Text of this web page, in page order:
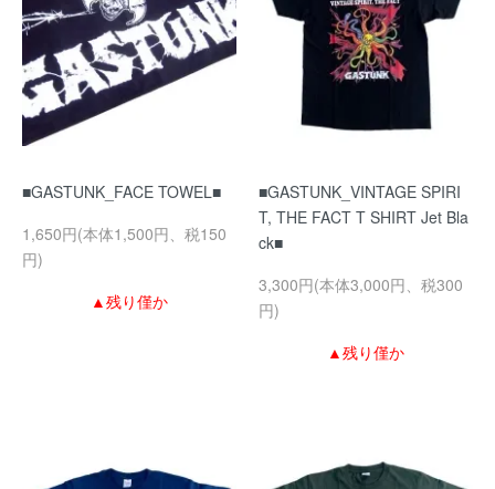
■GASTUNK_FACE TOWEL■
1,650円(本体1,500円、税150
円)
▲残り僅か
■GASTUNK_VINTAGE SPIRI
T, THE FACT T SHIRT Jet Bla
ck■
3,300円(本体3,000円、税300
円)
▲残り僅か